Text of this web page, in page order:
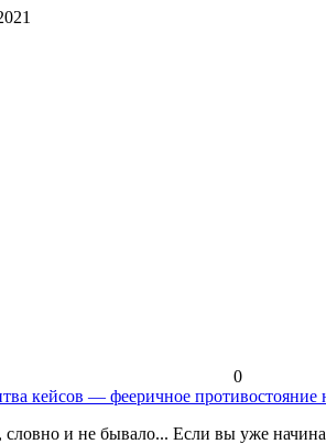
0
кейсов — фееричное
и не бывало... Если вы уже